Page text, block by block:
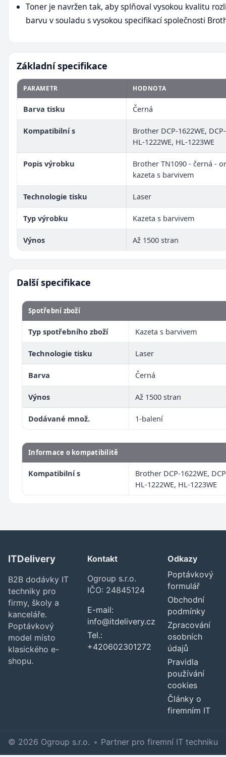
Toner je navržen tak, aby splňoval vysokou kvalitu
barvu v souladu s vysokou specifikací společnosti
Základní specifikace
PARAMETR HODNOTA
Barva tisku Černá
Kompatibilní s
Brother DCP-1622WE,
HL-1222WE, HL-1223WE
Popis výrobku
Brother TN1090 - černá -
kazeta s barvivem
Technologie tisku Laser
Typ výrobku Kazeta s barvivem
Výnos Až 1500 stran
Další specifikace
Spotřební zboží
Typ spotřebního zboží Kazeta s barvivem
Technologie tisku Laser
Barva Černá
Výnos Až 1500 stran
Dodávané množ. 1-balení
Informace o kompatibilitě
Kompatibilní s
Brother DCP-1622WE,
HL-1222WE, HL-1223WE
ITDelivery
B2B dodávky IT
techniky pro
firmy, školy a
kanceláře.
Poptávkový
model místo
klasického e-
shopu.
Kontakt
Ogroup s.r.o.
IČO: 24845124
E-mail:
info@itdelivery.cz
Tel.:
+420602301272
Odkazy
Poptávkový
formulář
Obchodní
podmínky
Zpracování
osobních
údajů
Pravidla
používání
cookies
Články o
firemním IT
© 2026 Ogroup s.r.o. • Partner pro firemní IT techniku